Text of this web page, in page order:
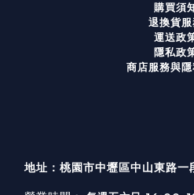
購買須
退換貨服
運送政
隱私政
商店服務與
地址：桃園市中壢區中山東路